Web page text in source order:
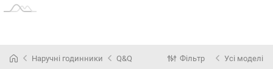
Наручні годинники Q&Q Фільтр Усі моделі